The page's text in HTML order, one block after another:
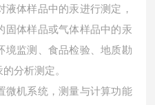
液体样品中的汞进行测定，
固体样品或气体样品中的汞
境监测、食品检验、地质勘
分析测定。
微机系统，测量与计算功能